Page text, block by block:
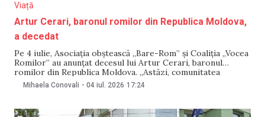
Viață
Artur Cerari, baronul romilor din Republica Moldova,
a decedat
Pe 4 iulie, Asociația obștească „Bare-Rom” și Coaliția „Vocea
Romilor” au anunțat decesul lui Artur Cerari, baronul
romilor din Republica Moldova. „Astăzi, comunitatea
romilor și întreaga Moldovă au pierdut un om de seamă.
Mihaela Conovali - 04 iul. 2026 17:24